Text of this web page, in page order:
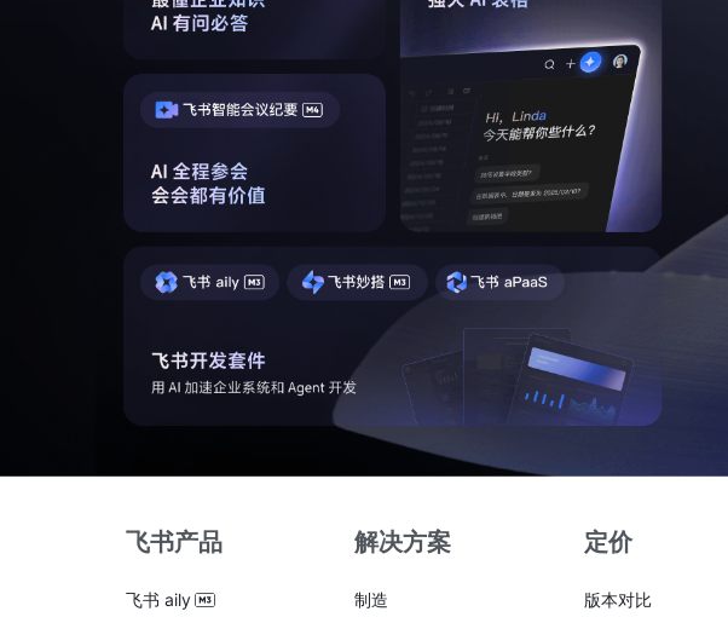
飞书产品
飞书 aily
解决方案
制造
定价
版本对比